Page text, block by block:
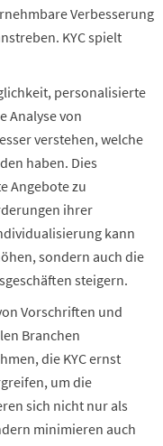
Verbesserung
KYC spielt
personalisierte
Analyse von
verstehen, welche
haben. Dies
Angebote zu
ihrer
kann
sondern auch die
steigern.
Vorschriften und
Branchen
die KYC ernst
um die
sich nicht nur als
minimieren auch